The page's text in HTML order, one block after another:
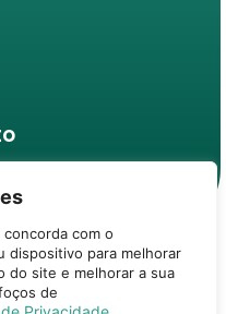
concorda com o
dispositivo para melhorar
do site e melhorar a sua
de
Reservados | Travessa
260 | CNPJ: 05.385.766/0001-